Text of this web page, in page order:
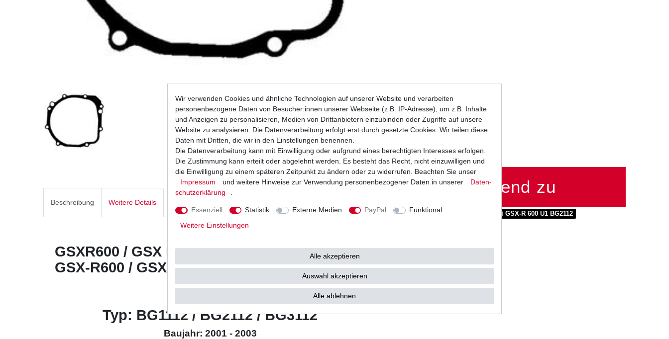
Beschreibung Weitere Details
GSXR600 / GSX R600 / GSXR 600 / GSX R 600
GSX-R600 / GSX-R 600 / GSX - R600 / GSX - R
600
Typ: BG1112 / BG2112 / BG3112
Baujahr: 2001 - 2003
passend zu
Suzuki GSX-R 600 BG1112
Suzuki GSX-R 600 U1 BG2112
Wir verwenden Cookies und ähnliche Technologien auf unserer Website und verarbeiten
personenbezogene Daten von Besucher:innen unserer Webseite (z.B. IP-Adresse), um z.B. Inhalte
und Anzeigen zu personalisieren, Medien von Drittanbietern einzubinden oder Zugriffe auf unsere
Website zu analysieren. Die Datenverarbeitung erfolgt erst durch gesetzte Cookies. Wir teilen diese
Daten mit Dritten, die wir in den Einstellungen benennen.
Die Datenverarbeitung kann mit Einwilligung oder aufgrund eines berechtigten Interesses erfolgen.
Die Zustimmung kann erteilt oder abgelehnt werden. Es besteht das Recht, nicht einzuwilligen und
die Einwilligung zu einem späteren Zeitpunkt zu ändern oder zu widerrufen. Beachten Sie unser
Impressum
und weitere Hinweise zur Verwendung personenbezogener Daten in unserer
Daten­
schutz­erklärung
Essenziell Statistik Externe Medien PayPal
Funktional
Weitere Einstellungen
Alle akzeptieren
Auswahl akzeptieren
Alle ablehnen